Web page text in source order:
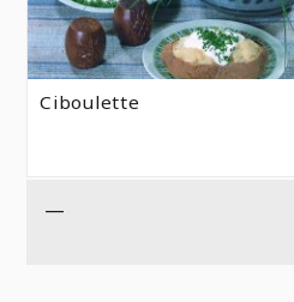
Ciboulette
—